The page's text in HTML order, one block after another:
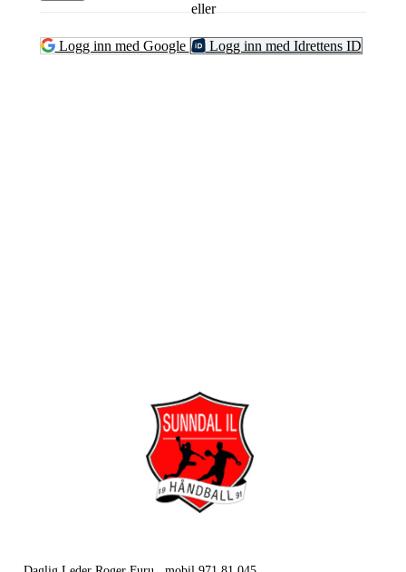
eller
Logg inn med Google Logg inn med Idrettens ID